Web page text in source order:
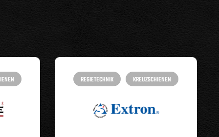
REGIETECHNIK KREUZSCHIENEN